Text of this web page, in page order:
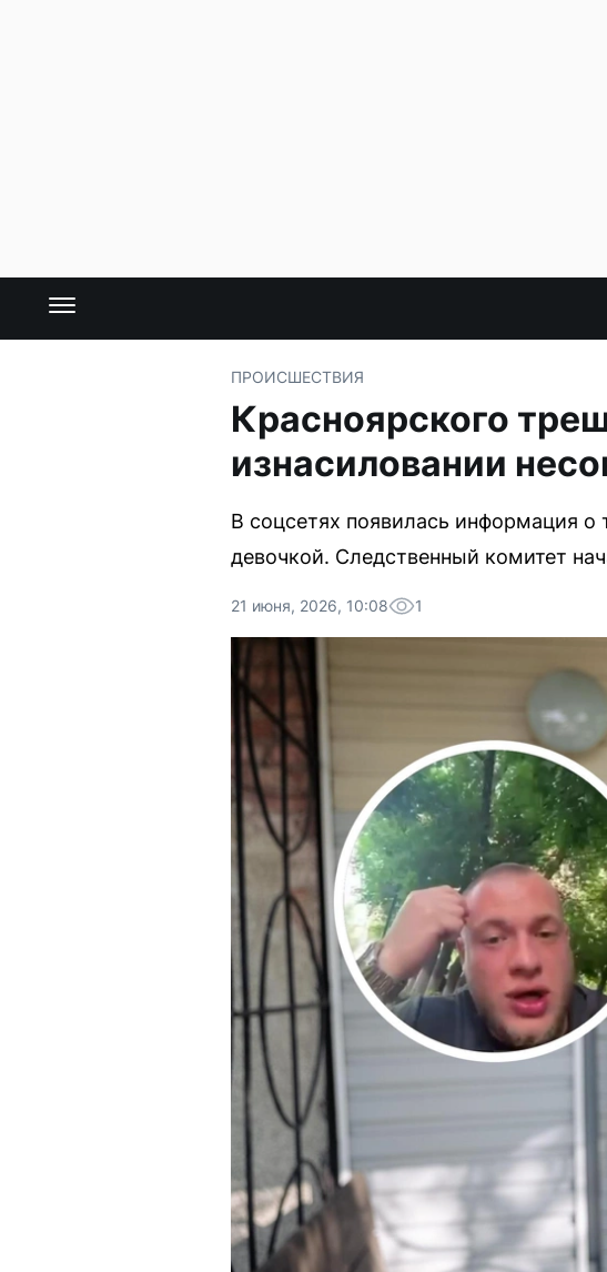
ПРОИСШЕСТВИЯ
Красноярского
изнасиловании
В соцсетях появилась информация о
девочкой. Следственный комитет
21 июня, 2026, 10:08 1